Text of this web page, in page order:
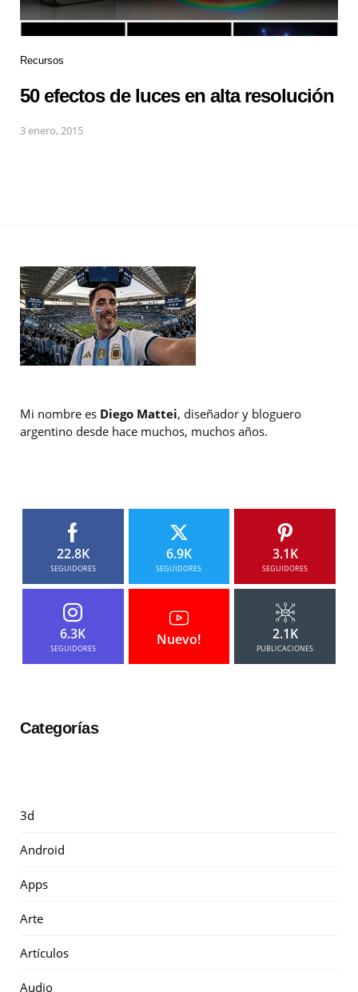
Recursos
50 efectos de luces en alta resolución
3 enero, 2015
Mi nombre es Diego Mattei, diseñador y bloguero
argentino desde hace muchos, muchos años.
22.8K
SEGUIDORES
6.9K
SEGUIDORES
3.1K
SEGUIDORES
6.3K
SEGUIDORES
Nuevo! 2.1K
PUBLICACIONES
Categorías
3d
Android
Apps
Arte
Artículos
Audio